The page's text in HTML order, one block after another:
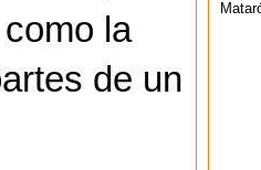
la
de un